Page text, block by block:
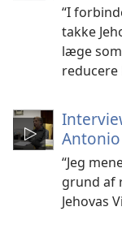
“I
takke
læge
reducere
Antonio
“Jeg
grund af
Jehovas